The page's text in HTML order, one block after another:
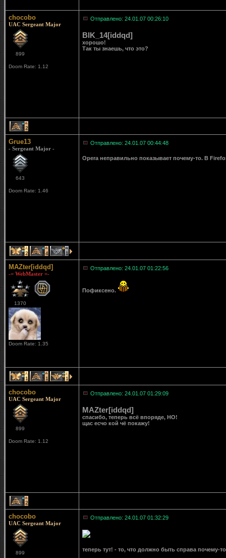
chocobo
UAC Sergeant Major
899
Doom Rate: 1.12
Отправлено: 24.01.07 00:26:10
BIK_14[iddqd]
хорошо!
Так ты знаешь, что это?
2
Grue13
- Sergeant Major -
643
Doom Rate: 1.46
Отправлено: 24.01.07 00:44:48
Opera неправильно показывает почему-то. В
2 4 1
MAZter[iddqd]
-= WebMaster =-
1370
Doom Rate: 1.35
Отправлено: 24.01.07 01:22:56
Пофиксено.
1 1 1
chocobo
UAC Sergeant Major
899
Doom Rate: 1.12
Отправлено: 24.01.07 01:29:09
MAZter[iddqd]
спасибо, теперь всё впоряде, НО!
щас есчо кой чё покажу!
2
chocobo
UAC Sergeant Major
899
Отправлено: 24.01.07 01:32:29
теперь тут! - то, что должно быть справа